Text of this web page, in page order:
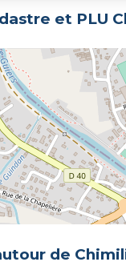
et PLU
de